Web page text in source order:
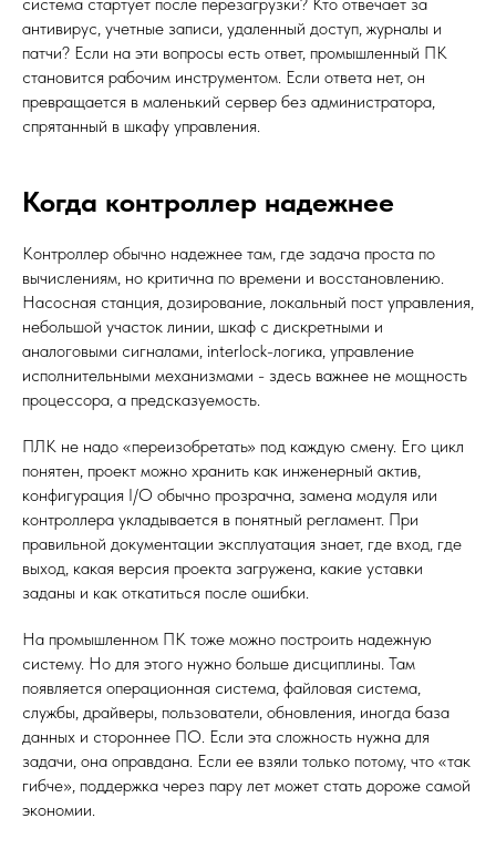
антивирус, учетные записи, удаленный доступ, журналы и
патчи? Если на эти вопросы есть ответ, промышленный ПК
становится рабочим инструментом. Если ответа нет, он
превращается в маленький сервер без администратора,
спрятанный в шкафу управления.
Когда контроллер надежнее
Контроллер обычно надежнее там, где задача проста по
вычислениям, но критична по времени и восстановлению.
Насосная станция, дозирование, локальный пост управления,
небольшой участок линии, шкаф с дискретными и
аналоговыми сигналами, interlock-логика, управление
исполнительными механизмами - здесь важнее не мощность
процессора, а предсказуемость.
ПЛК не надо «переизобретать» под каждую смену. Его цикл
понятен, проект можно хранить как инженерный актив,
конфигурация I/O обычно прозрачна, замена модуля или
контроллера укладывается в понятный регламент. При
правильной документации эксплуатация знает, где вход, где
выход, какая версия проекта загружена, какие уставки
заданы и как откатиться после ошибки.
На промышленном ПК тоже можно построить надежную
систему. Но для этого нужно больше дисциплины. Там
появляется операционная система, файловая система,
службы, драйверы, пользователи, обновления, иногда база
данных и стороннее ПО. Если эта сложность нужна для
задачи, она оправдана. Если ее взяли только потому, что «так
гибче», поддержка через пару лет может стать дороже самой
экономии.